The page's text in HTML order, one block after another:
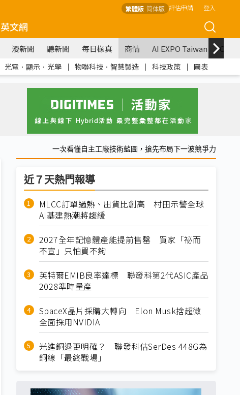
繁體版 简体版 評估申請 登入
英文網
漫新聞 聽新聞 每日椽真 商情 AI EXPO Taiwan
光電．顯示．光學 ｜ 物聯科技．智慧製造 ｜ 科技政策 ｜ 圖表
一次看懂自主工廠技術藍圖，搶先布局下一波競爭力
近７天熱門報導
MLCC訂單過熱、出貨比創高 村田示警全球
AI基建熱潮將趨緩
2027全年記憶體產能提前售罄 買家「祕而
不宣」只怕買不夠
英特爾EMIB良率達標 聯發科第2代ASIC產品
2028準時量產
SpaceX晶片採購大轉向 Elon Musk捨超微
全面採用NVIDIA
光進銅退更明確？ 聯發科估SerDes 448G為
銅線「最終戰場」